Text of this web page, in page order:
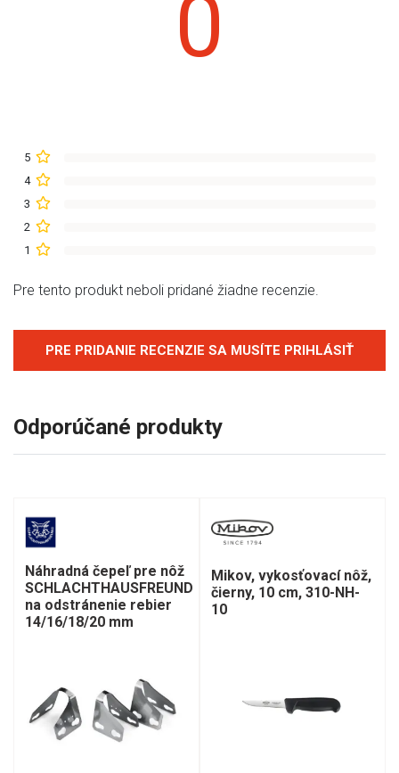
0
5
4
3
2
1
Pre tento produkt neboli pridané žiadne recenzie.
PRE PRIDANIE RECENZIE SA MUSÍTE PRIHLÁSIŤ
Odporúčané produkty
Náhradná čepeľ pre nôž
SCHLACHTHAUSFREUND
na odstránenie rebier
14/16/18/20 mm
Mikov, vykosťovací nôž,
čierny, 10 cm, 310-NH-
10